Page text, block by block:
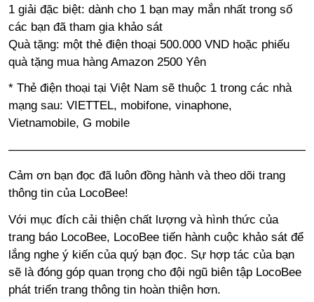
1 giải đặc biệt: dành cho 1 bạn may mắn nhất trong số
các bạn đã tham gia khảo sát
Quà tặng: một thẻ điện thoại 500.000 VND hoặc phiếu
quà tặng mua hàng Amazon 2500 Yên
* Thẻ điện thoại tại Việt Nam sẽ thuộc 1 trong các nhà
mạng sau: VIETTEL, mobifone, vinaphone,
Vietnamobile, G mobile
Cảm ơn bạn đọc đã luôn đồng hành và theo dõi trang
thông tin của LocoBee!
Với mục đích cải thiện chất lượng và hình thức của
trang báo LocoBee, LocoBee tiến hành cuộc khảo sát để
lắng nghe ý kiến của quý bạn đọc. Sự hợp tác của bạn
sẽ là đóng góp quan trọng cho đội ngũ biên tập LocoBee
phát triển trang thông tin hoàn thiện hơn.